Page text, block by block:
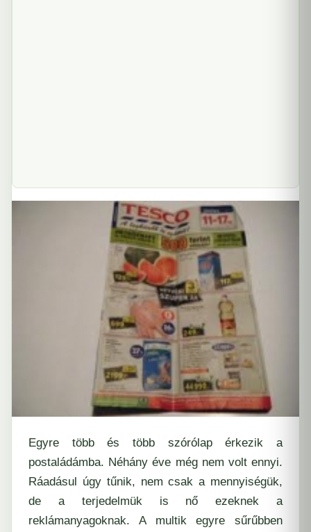
Egyre több és több szórólap érkezik a
postaládámba. Néhány éve még nem volt ennyi.
Ráadásul úgy tűnik, nem csak a mennyiségük,
de a terjedelmük is nő ezeknek a
reklámanyagoknak. A multik egyre sűrűbben